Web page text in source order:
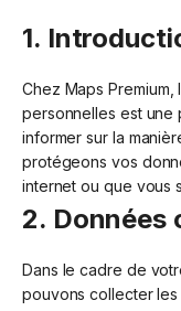
1.
Chez Maps
personnelles est une
informer sur la
protégeons vos
internet ou que vous
2. Données
Dans le cadre de
pouvons collecter